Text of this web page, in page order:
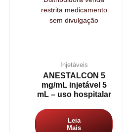
Injetáveis
ANESTALCON 5
mg/mL injetável 5
mL – uso hospitalar
Leia
Mais